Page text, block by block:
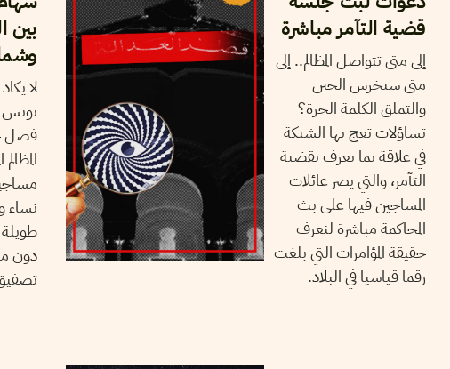
بين
لا
فصل
نساء
دون
قضية التآمر مباشرة
إلى متى تتواصل المظالم.. إلى
متى سيخرس الجبن
والتملق الكلمة الحرة؟
تساؤلات تعج بها الشبكة
في علاقة بما يعرف بقضية
التآمر، والتي يصر عائلات
المساجين فيها على بث
المحاكمة مباشرة لنعرف
حقيقة المؤامرات التي بلغت
رقما قياسيا في البلاد.